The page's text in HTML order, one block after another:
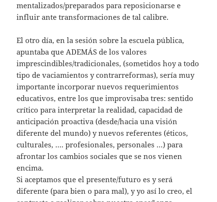
mentalizados/preparados para reposicionarse e
influir ante transformaciones de tal calibre.
El otro día, en la sesión sobre la escuela pública,
apuntaba que ADEMÁS de los valores
imprescindibles/tradicionales, (sometidos hoy a todo
tipo de vaciamientos y contrarreformas), sería muy
importante incorporar nuevos requerimientos
educativos, entre los que improvisaba tres: sentido
crítico para interpretar la realidad, capacidad de
anticipación proactiva (desde/hacia una visión
diferente del mundo) y nuevos referentes (éticos,
culturales, …. profesionales, personales …) para
afrontar los cambios sociales que se nos vienen
encima.
Si aceptamos que el presente/futuro es y será
diferente (para bien o para mal), y yo así lo creo, el